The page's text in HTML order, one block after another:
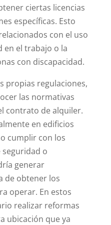
ciertas licencias
específicas. Esto
con el uso
en el trabajo o la
con discapacidad.
propias regulaciones,
las normativas
contrato de alquiler.
en edificios
cumplir con los
o
generar
de obtener los
operar. En estos
realizar reformas
ubicación que ya